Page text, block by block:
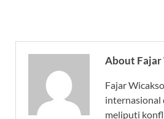
About Fajar
Fajar
internasional
meliputi